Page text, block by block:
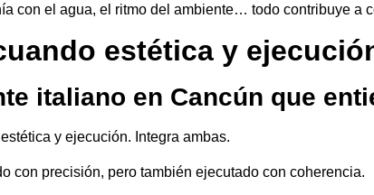
con el agua, el ritmo del ambiente… todo contribuye a
estética y
italiano en Cancún que
y ejecución. Integra ambas.
con precisión, pero también ejecutado con coherencia.